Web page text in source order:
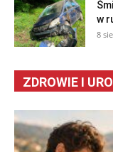
w
8
ZDROWIE I